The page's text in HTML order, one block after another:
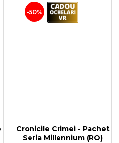
-50%
Cronicile Crimei - Pachet
Seria Millennium (RO)